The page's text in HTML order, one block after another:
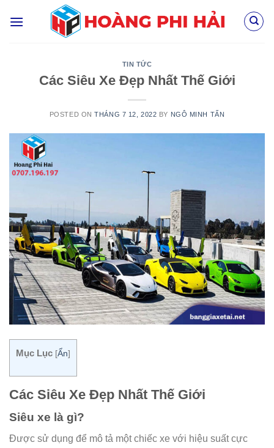
TIN TỨC
Các Siêu Xe Đẹp Nhất Thế Giới
POSTED ONTHÁNG 7 12, 2022 BY NGÔ MINH TẤN
Mục Lục [Ẩn]
Các Siêu Xe Đẹp Nhất Thế Giới
Siêu xe là gì?
Được sử dụng để mô tả một chiếc xe với hiệu suất cực